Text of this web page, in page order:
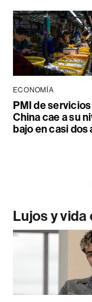
ECONOMÍA
PMI de
China cae a su
bajo en casi dos
Lujos y vida